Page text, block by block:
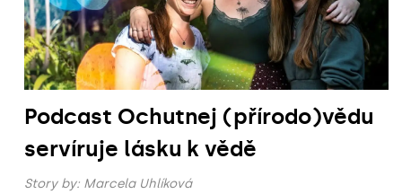
Podcast Ochutnej (přírodo)vědu
servíruje lásku k vědě
Story by: Marcela Uhlíková